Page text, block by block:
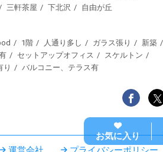
三軒茶屋 下北沢 自由が丘
1階 人通り多し ガラス張り
新築
セットアップオフィス
スケルトン
り バルコニー、テラス有
お気に入り